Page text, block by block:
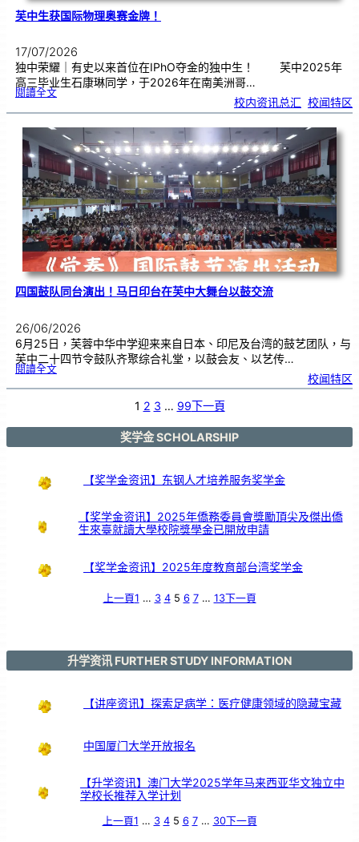
芙中生获国际物理奥赛金牌！
17/07/2026
独中荣耀｜有史以来首位在IPhO夺金的独中生！ 芙中2025年
高三毕业生石康琳同学，于2026年在南美洲哥…
閱讀全文:芙
获
际
物
理
赛
金
牌
！
校内资讯总汇 校闻特区
四国鼓队同台演出！马日印台在芙中大舞台以鼓交流
26/06/2026
6月25日，芙蓉中华中学迎来来自日本、印尼及台湾的鼓艺团队，与
芙中二十四节令鼓队齐聚综合礼堂，以鼓会友、以艺传…
閱讀全文:四
队
日
在
校闻特区
1 2 3 … 99下一頁
奖学金 SCHOLARSHIP
【奖学金资讯】东钢人才培养服务奖学金
【奖学金资讯】2025年僑務委員會獎勵頂尖及傑出僑
生來臺就讀大學校院獎學金已開放申請
【奖学金资讯】2025年度教育部台湾奖学金
上一頁1 … 3 4 5 6 7 … 13下一頁
升学资讯 FURTHER STUDY INFORMATION
【讲座资讯】探索足病学：医疗健康领域的隐藏宝藏
中国厦门大学开放报名
【升学资讯】澳门大学2025学年马来西亚华文独立中
学校长推荐入学计划
上一頁1 … 3 4 5 6 7 … 30下一頁